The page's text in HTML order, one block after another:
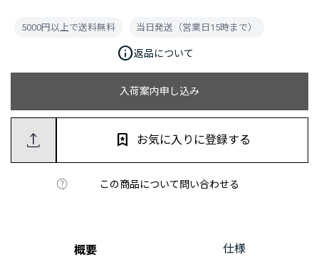
入荷案内申し込み
この商品について問い合わせる
お気に入りに登録する
5000円以上で送料無料 当日発送（営業日15時まで）
info返品について
概要 仕様